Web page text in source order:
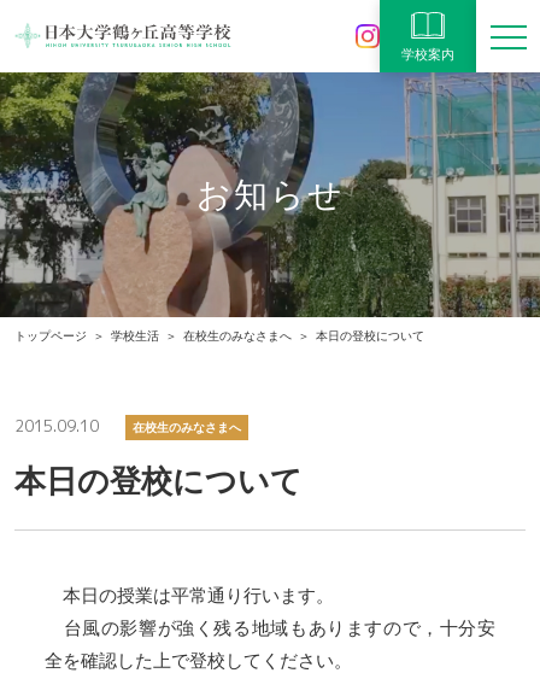
学校案内
お知らせ
トップページ 学校生活 在校生のみなさまへ 本日の登校について
2015.09.10 在校生のみなさまへ
本日の登校について
本日の授業は平常通り行います。
台風の影響が強く残る地域もありますので，十分安
全を確認した上で登校してください。